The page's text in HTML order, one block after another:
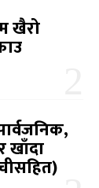
खैरो
खाँदा